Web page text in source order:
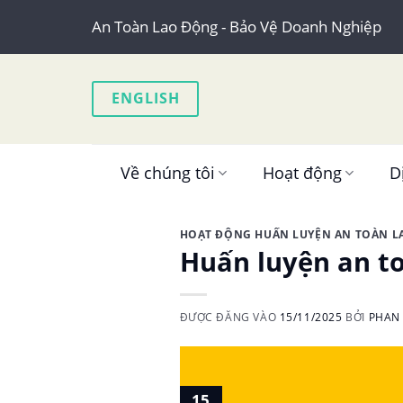
content
An Toàn Lao Động - Bảo Vệ Doanh Nghiệp
ENGLISH
Về chúng tôi Hoạt động
HOẠT ĐỘNG HUẤN LUYỆN AN TOÀN
Huấn luyện an
ĐƯỢC ĐĂNG VÀO 15/11/2025 BỞI